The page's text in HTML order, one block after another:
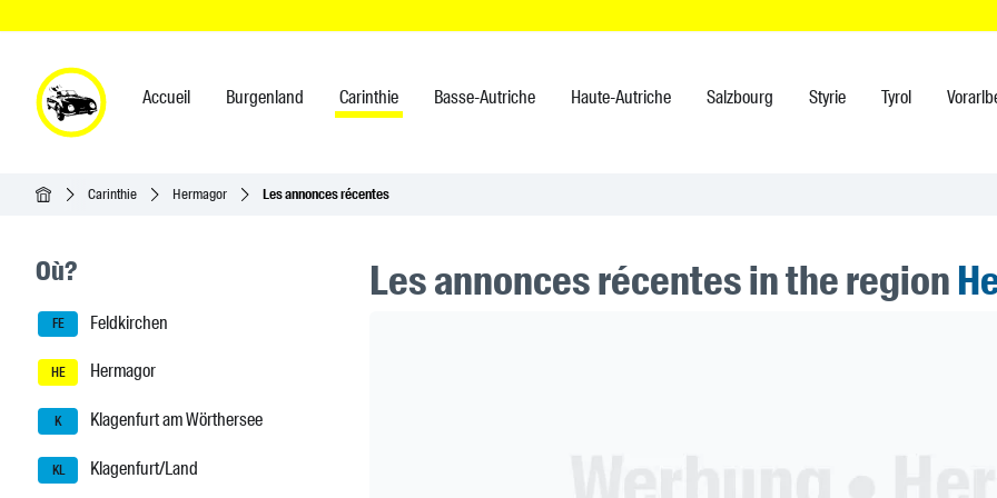
Accueil Burgenland Carinthie Basse-Autriche Haute-Autriche Salzbourg Styrie Tyrol
AccueilCarinthie Hermagor Les annonces récentes
Seitenleisten-Navigation
Où?
FE Feldkirchen
HE Hermagor
K Klagenfurt am Wörthersee
KL Klagenfurt/Land
Les annonces récentes in the region